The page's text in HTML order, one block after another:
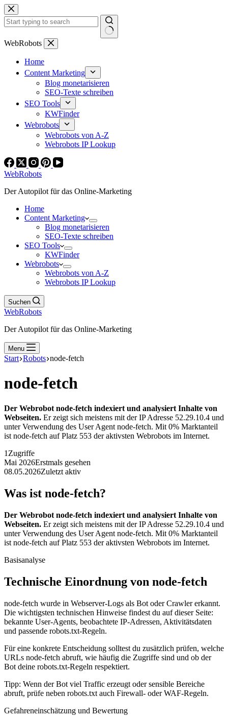
Zum
Inhalt
springen
Keine
WebRobots
Home
Content Marketing
Blog monetarisieren
SEO-Texte schreiben
SEO Tools
KWFinder
Webrobots
Webrobots von A-Z
Webrobots IP Lookup
WebRobots
Der Autopilot für das Online-Marketing
Home
Content Marketing
Blog monetarisieren
SEO-Texte schreiben
SEO Tools
KWFinder
Webrobots
Webrobots von A-Z
Webrobots IP Lookup
Suchen
WebRobots
Der Autopilot für das Online-Marketing
Menu
Start Robots node-fetch
node-fetch
Der Webrobot node-fetch indexiert und analysiert Inhalte von
Webseiten. Er zeigt sich meistens mit der IP Adresse 52.29.10.4 und
unter Verwendung des User Agent node-fetch. Mit 0% Marktanteil
ist node-fetch auf Platz 553 der aktivsten Webrobots im Internet.
1 Zugriffe
Mai 2026Erstmals gesehen
08.05.2026Zuletzt aktiv
Was ist node-fetch?
Der Webrobot node-fetch indexiert und analysiert Inhalte von
Webseiten. Er zeigt sich meistens mit der IP Adresse 52.29.10.4 und
unter Verwendung des User Agent node-fetch. Mit 0% Marktanteil
ist node-fetch auf Platz 553 der aktivsten Webrobots im Internet.
Basisanalyse
Technische Einordnung von node-fetch
node-fetch wurde in Webserver-Logs als Bot oder Crawler erkannt.
Die wichtigsten technischen Hinweise findest du auf dieser Seite:
bekannte User-Agents, beobachtete IP-Adressen, Aktivitätsdaten
und passende robots.txt-Regeln.
Für eine konkrete Entscheidung solltest du zusätzlich prüfen, welche
URLs node-fetch abruft, wie häufig die Zugriffe sind und ob der
Bot deine robots.txt-Regeln respektiert.
Tipp: Wenn der Bot viel Traffic erzeugt oder sensible Bereiche
abruft, prüfe neben robots.txt auch Firewall- oder WAF-Regeln.
Gefahreneinschätzung und Bewertung